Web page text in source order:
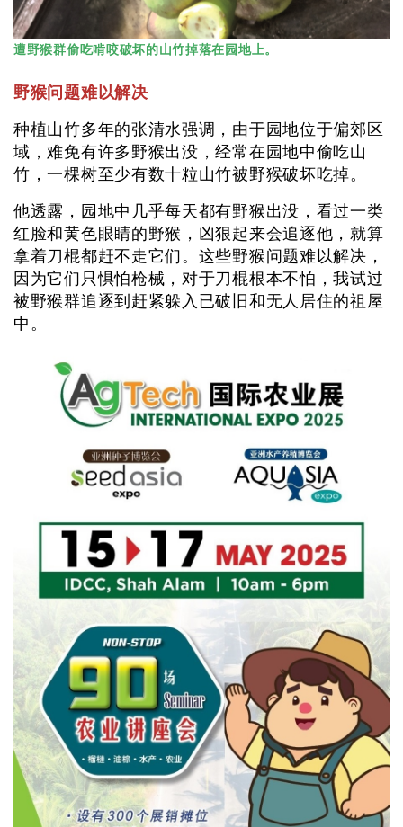
遭野猴群偷吃啃咬破坏的山竹掉落在园地上。
野猴问题难以解决
种植山竹多年的张清水强调，由于园地位于偏郊区
域，难免有许多野猴出没，经常在园地中偷吃山
竹，一棵树至少有数十粒山竹被野猴破坏吃掉。
他透露，园地中几乎每天都有野猴出没，看过一类
红脸和黄色眼睛的野猴，凶狠起来会追逐他，就算
拿着刀棍都赶不走它们。这些野猴问题难以解决，
因为它们只惧怕枪械，对于刀棍根本不怕，我试过
被野猴群追逐到赶紧躲入已破旧和无人居住的祖屋
中。